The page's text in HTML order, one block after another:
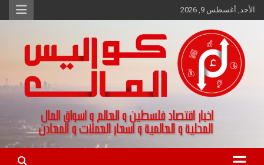
Skip
to
الأحد, أغسطس 9, 2026
كواليس المال
اخبار اقتصاد فلسطين و العالم و تقارير اسواق المال و العملات